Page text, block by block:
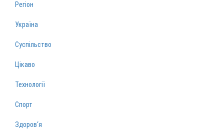
Регіон
Україна
Суспільство
Цікаво
Технології
Спорт
Здоров‘я